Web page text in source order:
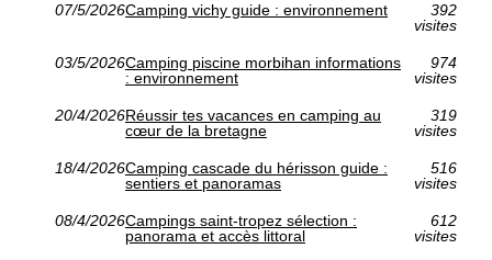
07/5/2026Camping vichy guide : environnement
392
visites
03/5/2026Camping piscine morbihan informations
: environnement
974
visites
20/4/2026Réussir tes vacances en camping au
cœur de la bretagne
319
visites
18/4/2026Camping cascade du hérisson guide :
sentiers et panoramas
516
visites
08/4/2026Campings saint-tropez sélection :
panorama et accès littoral
612
visites